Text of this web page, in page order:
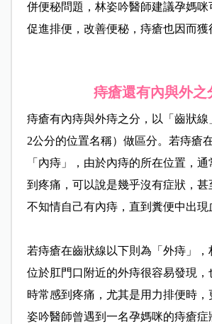
併便秘問題，林姿吟醫師建議孕媽咪
促進排便，改善便秘，痔瘡也因而獲
痔瘡還有內與外之
痔瘡有內痔與外痔之分，以「齒狀線
2公分的位置名稱）做區分。若痔瘡
「內痔」，由於內痔的所在位置，
到疼痛，可以說是幾乎沒有症狀，甚
不知情自己有內痔，直到糞便中出現
若痔瘡在齒狀線以下則為「外痔」，
位於肛門口附近的外痔很容易發現，
時常感到疼痛，尤其是用力排便時
姿吟醫師曾遇到一名孕媽咪的痔瘡症